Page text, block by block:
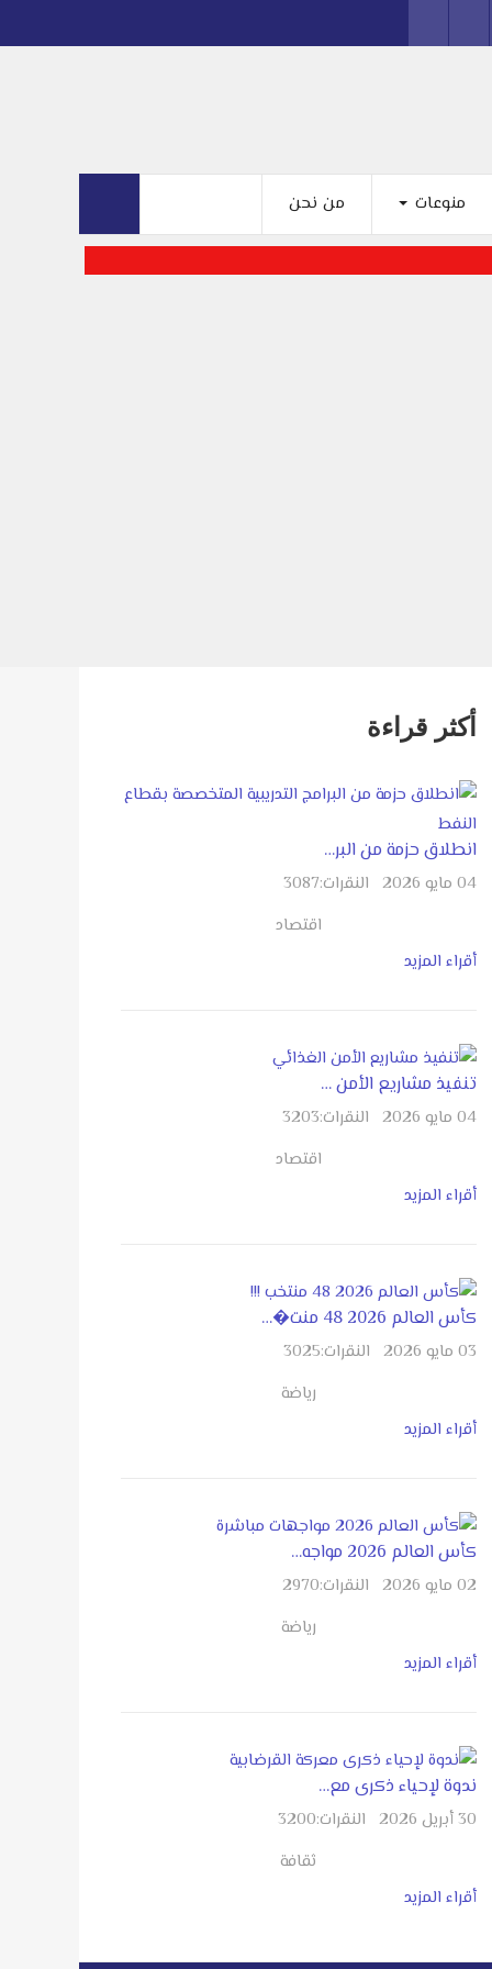
منوعات من نحن
أكثر قراءة
انطلاق حزمة من البر…
04 مايو 2026 النقرات:3087
اقتصاد
أقراء المزيد
تنفيذ مشاريع الأمن …
04 مايو 2026 النقرات:3203
اقتصاد
أقراء المزيد
كأس العالم 2026 48 منت�…
03 مايو 2026 النقرات:3025
رياضة
أقراء المزيد
كأس العالم 2026 مواجه…
02 مايو 2026 النقرات:2970
رياضة
أقراء المزيد
ندوة لإحياء ذكرى مع…
30 أبريل 2026 النقرات:3200
ثقافة
أقراء المزيد